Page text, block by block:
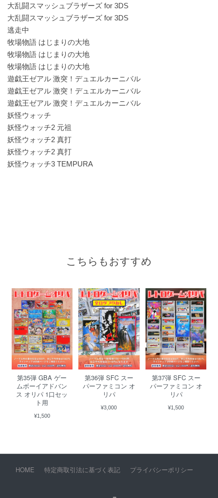
大乱闘スマッシュブラザーズ for 3DS
大乱闘スマッシュブラザーズ for 3DS
逃走中
牧場物語 はじまりの大地
牧場物語 はじまりの大地
牧場物語 はじまりの大地
遊戯王ゼアル 激突！デュエルカーニバル
遊戯王ゼアル 激突！デュエルカーニバル
遊戯王ゼアル 激突！デュエルカーニバル
妖怪ウォッチ
妖怪ウォッチ2 元祖
妖怪ウォッチ2 真打
妖怪ウォッチ2 真打
妖怪ウォッチ3 TEMPURA
こちらもおすすめ
第35弾 GBA ゲー
ムボーイアドバン
ス オリパ 1口セッ
ト用
¥1,500
第36弾 SFC スー
パーファミコン オ
リパ
¥3,000
第37弾 SFC スー
パーファミコン オ
リパ
¥1,500
HOME 特定商取引法に基づく表記 プライバシーポリシー